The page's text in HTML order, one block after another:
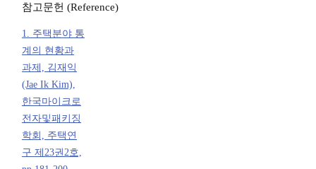
참고문헌 (Reference)
1. 주택분야 통
계의 현황과
과제, 김재익
(Jae Ik Kim),
한국마이크로
전자및패키징
학회, 주택연
구 제23권2호,